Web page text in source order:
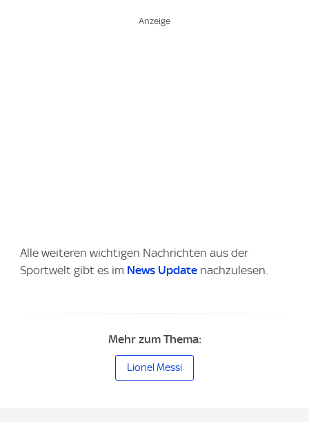
Alle weiteren wichtigen Nachrichten aus der
Sportwelt gibt es im News Update nachzulesen.
Mehr zum Thema:
Lionel Messi